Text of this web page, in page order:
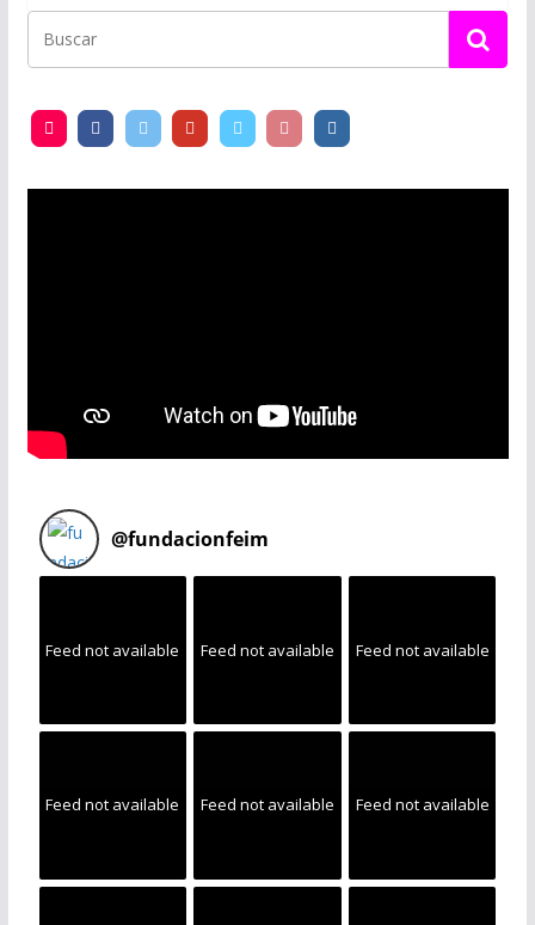
@fundacionfeim
Feed not available Feed not available Feed not available
Feed not available Feed not available Feed not available